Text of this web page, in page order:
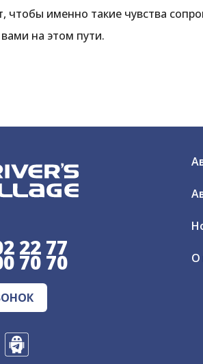
чтобы именно такие чувства
на этом пути.
22 77
70 70 О